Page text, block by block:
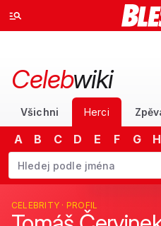
Celebwiki
Všichni Herci
A B C D E F G H
Začněte psát jméno. Šipkami
CELEBRITY · PROFIL